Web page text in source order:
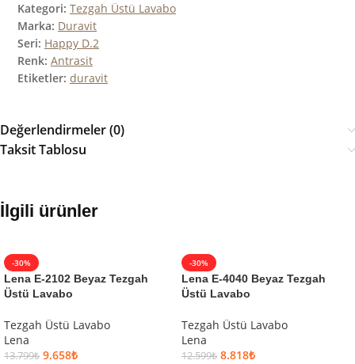
Kategori: Tezgah Üstü Lavabo
Marka: Duravit
Seri: Happy D.2
Renk: Antrasit
Etiketler: duravit
Değerlendirmeler (0)
Taksit Tablosu
İlgili ürünler
-30%
Lena E-2102 Beyaz Tezgah
Üstü Lavabo
Tezgah Üstü Lavabo
Lena
13.799₺ 9.658₺
-30%
Lena E-4040 Beyaz Tezgah
Üstü Lavabo
Tezgah Üstü Lavabo
Lena
12.599₺ 8.818₺